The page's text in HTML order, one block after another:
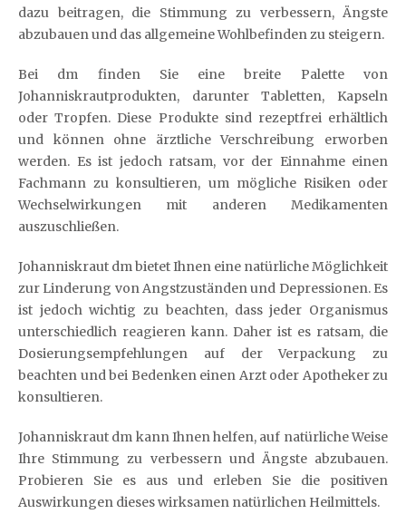
dazu beitragen, die Stimmung zu verbessern, Ängste
abzubauen und das allgemeine Wohlbefinden zu steigern.
Bei dm finden Sie eine breite Palette von
Johanniskrautprodukten, darunter Tabletten, Kapseln
oder Tropfen. Diese Produkte sind rezeptfrei erhältlich
und können ohne ärztliche Verschreibung erworben
werden. Es ist jedoch ratsam, vor der Einnahme einen
Fachmann zu konsultieren, um mögliche Risiken oder
Wechselwirkungen mit anderen Medikamenten
auszuschließen.
Johanniskraut dm bietet Ihnen eine natürliche Möglichkeit
zur Linderung von Angstzuständen und Depressionen. Es
ist jedoch wichtig zu beachten, dass jeder Organismus
unterschiedlich reagieren kann. Daher ist es ratsam, die
Dosierungsempfehlungen auf der Verpackung zu
beachten und bei Bedenken einen Arzt oder Apotheker zu
konsultieren.
Johanniskraut dm kann Ihnen helfen, auf natürliche Weise
Ihre Stimmung zu verbessern und Ängste abzubauen.
Probieren Sie es aus und erleben Sie die positiven
Auswirkungen dieses wirksamen natürlichen Heilmittels.